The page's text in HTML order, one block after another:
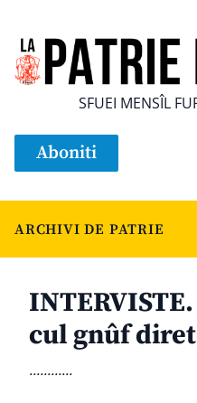
SFUEI MENSÎL
Aboniti
ARCHIVI DE PATRIE
cul gnûf
............